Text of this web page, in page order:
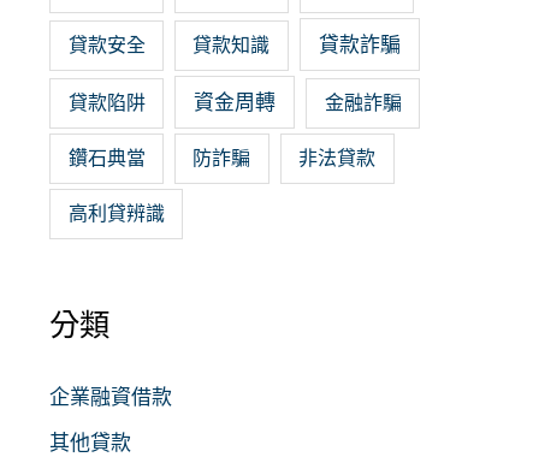
貸款安全 貸款知識 貸款詐騙
貸款陷阱 資金周轉 金融詐騙
鑽石典當 防詐騙 非法貸款
高利貸辨識
分類
企業融資借款
其他貸款